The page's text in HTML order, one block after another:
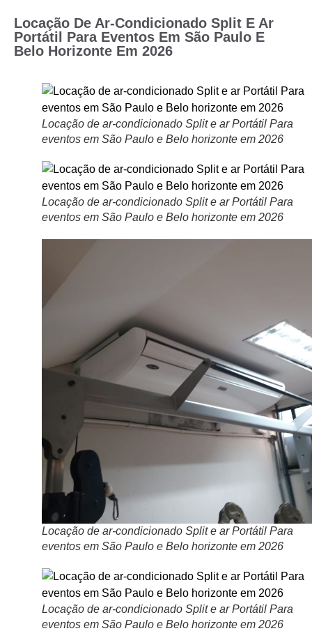
Locação De Ar-Condicionado Split E Ar
Portátil Para Eventos Em São Paulo E
Belo Horizonte Em 2026
Locação de ar-condicionado Split e ar Portátil Para
eventos em São Paulo e Belo horizonte em 2026
Locação de ar-condicionado Split e ar Portátil Para
eventos em São Paulo e Belo horizonte em 2026
Locação de ar-condicionado Split e ar Portátil Para
eventos em São Paulo e Belo horizonte em 2026
Locação de ar-condicionado Split e ar Portátil Para
eventos em São Paulo e Belo horizonte em 2026